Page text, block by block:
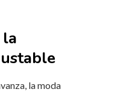
la moda